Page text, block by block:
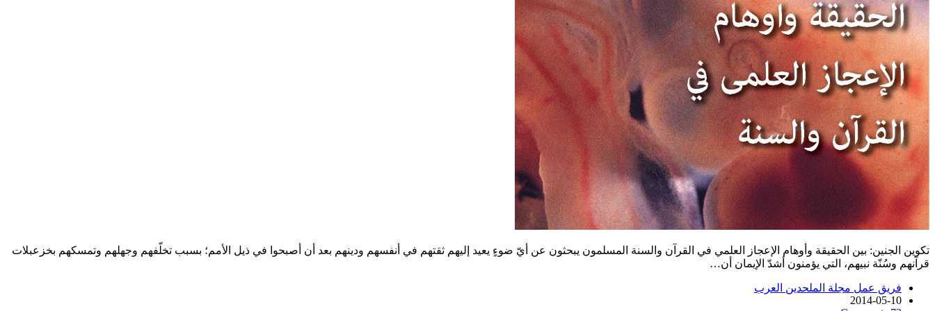
تكوين الجنين: بين الحقيقة وأوهام الإعجاز العلمي في القرآن والسنة المسلمون يبحثون عن أيّ ضوءٍ يعيد إليهم ثقتهم في أنفسهم ودينهم بعد أن أصبحوا في ذيل الأمم؛ بسبب تخلّفهم وجهلهم وتمسكهم بخزعبلات
قرآنهم وسُنّة نبيهم، التي يؤمنون أشدّ الإيمان أن…
فريق عمل مجلة الملحدين العرب
2014-05-10